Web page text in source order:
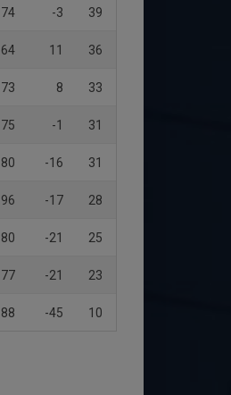
74 -3 39
64 11 36
73 8 33
75 -1 31
80 -16 31
96 -17 28
80 -21 25
77 -21 23
88 -45 10